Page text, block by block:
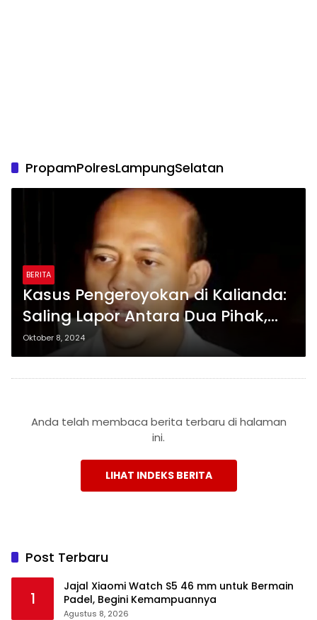
PropamPolresLampungSelatan
BERITA
Kasus Pengeroyokan di Kalianda:
Saling Lapor Antara Dua Pihak,
Oknum Polisi Diduga Terlibat,
Penanganan Tetap Berjalan
Profesional
Oktober 8, 2024
Anda telah membaca berita terbaru di halaman
ini.
LIHAT INDEKS BERITA
Post Terbaru
1
Jajal Xiaomi Watch S5 46 mm untuk Bermain
Padel, Begini Kemampuannya
Agustus 8, 2026